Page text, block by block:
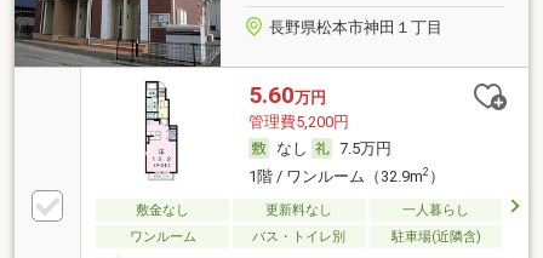
長野県松本市神田１丁目
5.60万円
管理費5,200円
なし
7.5万円
1階 / ワンルーム（32.9m2）
敷金なし 更新料なし
一人暮らし
ワンルーム
バス・トイレ別 駐車場(近隣含)